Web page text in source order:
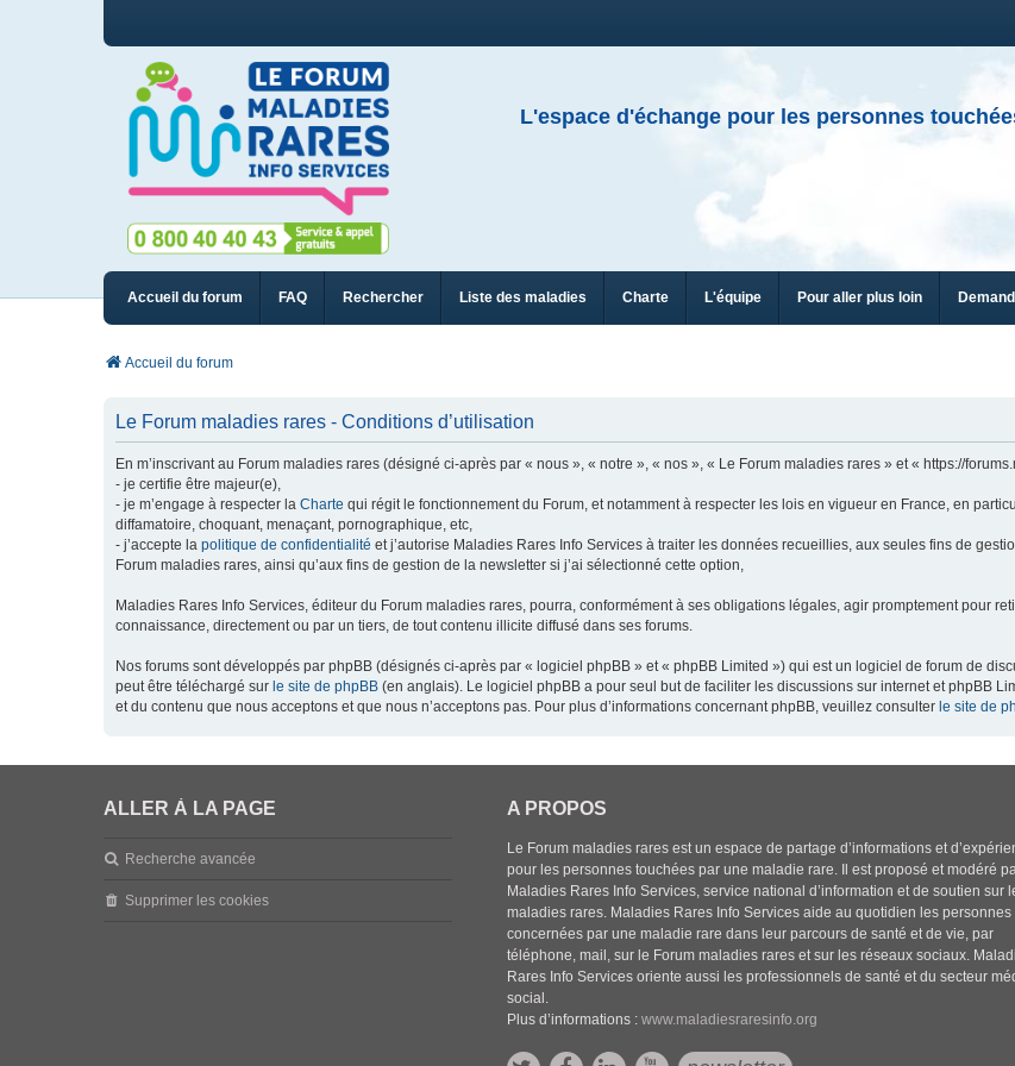
L'espace d'échange pour les personnes
Accueil du forum FAQ Rechercher Liste des maladies Charte L'équipe Pour aller plus loin
Accueil du forum
Le Forum maladies rares - Conditions d’utilisation
En m’inscrivant au Forum maladies rares (désigné ci-après par « nous », « notre », « nos », « Le Forum maladies rares » et « https://
- je certifie être majeur(e),
- je m’engage à respecter la Charte qui régit le fonctionnement du Forum, et notamment à respecter les lois en vigueur en France, en
diffamatoire, choquant, menaçant, pornographique, etc,
- j’accepte la politique de confidentialité et j’autorise Maladies Rares Info Services à traiter les données recueillies, aux seules fins de
Forum maladies rares, ainsi qu’aux fins de gestion de la newsletter si j’ai sélectionné cette option,
Maladies Rares Info Services, éditeur du Forum maladies rares, pourra, conformément à ses obligations légales, agir promptement pour
connaissance, directement ou par un tiers, de tout contenu illicite diffusé dans ses forums.
Nos forums sont développés par phpBB (désignés ci-après par « logiciel phpBB » et « phpBB Limited ») qui est un logiciel de forum de
peut être téléchargé sur le site de phpBB (en anglais). Le logiciel phpBB a pour seul but de faciliter les discussions sur internet et phpBB
et du contenu que nous acceptons et que nous n’acceptons pas. Pour plus d’informations concernant phpBB, veuillez consulter le site de
ALLER À LA PAGE
Recherche avancée
Supprimer les cookies
A PROPOS
Le Forum maladies rares est un espace de partage d’informations et
pour les personnes touchées par une maladie rare. Il est proposé et modéré
Maladies Rares Info Services, service national d’information et de soutien sur
maladies rares. Maladies Rares Info Services aide au quotidien les personnes
concernées par une maladie rare dans leur parcours de santé et de vie, par
téléphone, mail, sur le Forum maladies rares et sur les réseaux sociaux.
Rares Info Services oriente aussi les professionnels de santé et du secteur
social.
Plus d’informations :www.maladiesraresinfo.org